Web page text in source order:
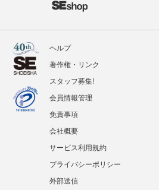
ヘルプ
著作権・リンク
スタッフ募集!
会員情報管理
免責事項
会社概要
サービス利用規約
プライバシーポリシー
外部送信